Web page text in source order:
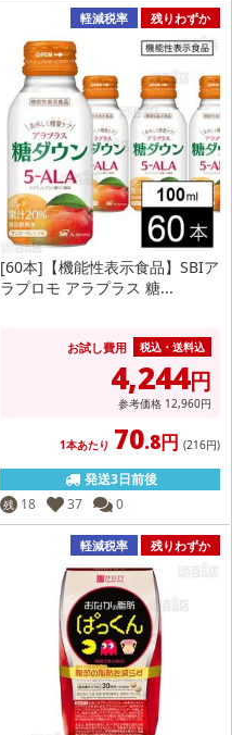
軽減税率 残りわずか
[60本]【機能性表示食品】SBIア
ラプロモ アラプラス 糖...
お試し費用 税込・送料込
4,244円
参考価格 12,960円
1本あたり 70.8円 (216円)
発送3日前後
残 18 37 0
軽減税率 残りわずか